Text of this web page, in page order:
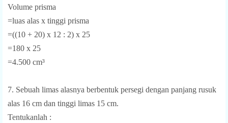
Volume prisma
=luas alas x tinggi prisma
=((10 + 20) x 12 : 2) x 25
=180 x 25
=4.500 cm³
7. Sebuah limas alasnya berbentuk persegi dengan panjang rusuk
alas 16 cm dan tinggi limas 15 cm.
Tentukanlah :